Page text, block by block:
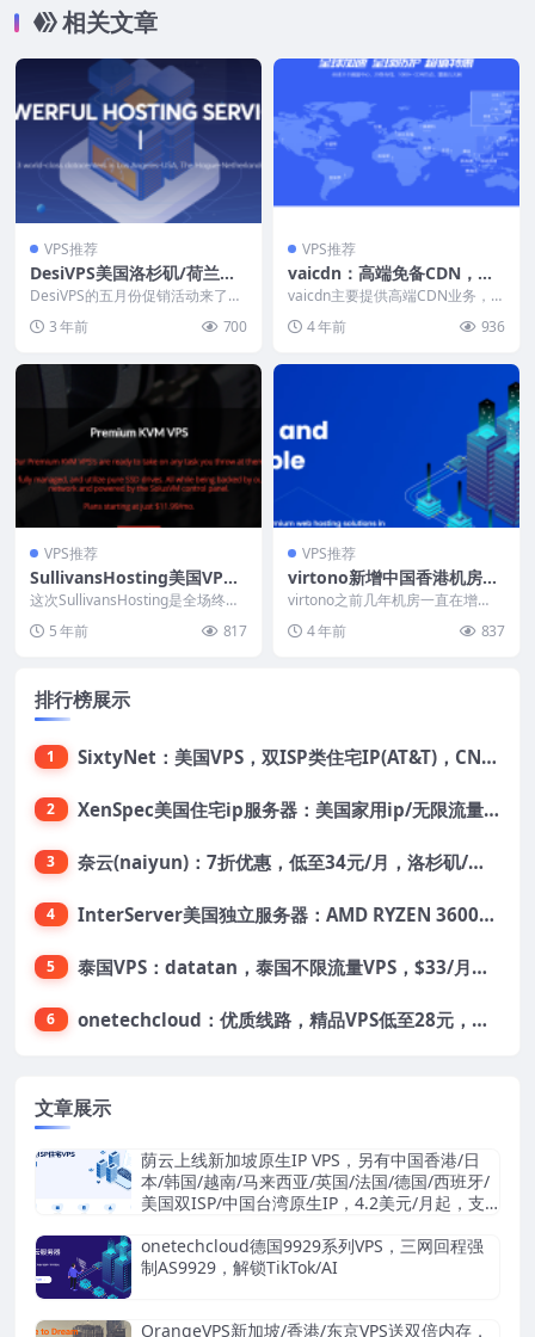
相关文章
VPS推荐
DesiVPS美国洛杉矶/荷兰海
牙VPS可免费换6次IP：18.99
美元/年起，无限流量/支持支
付宝/Paypal
DesiVPS的五月份促销活动来了，
像，但是这次每...
3 年前 700
VPS推荐
vaicdn：高端免备CDN，大
陆加速、超强防御，1000多
个节点+29条香港大厂专线
vaicdn主要提供高端CDN业务，免
香港大厂线...
4 年前 936
VPS推荐
SullivansHosting美国VP
S：12美元/年，KVM虚拟化
2.49美元/月起，堪萨斯机房
这次SullivansHosting是全场终身
5 年前 817
VPS推荐
virtono新增中国香港机房，
全球12个机房，支持支付
宝，29.95欧元/年起
virtono之前几年机房一直在增
洲机房，这次vi...
4 年前 837
排行榜展示
1 SixtyNet：美国VPS，双ISP类住宅IP(AT&T)，CN2 GIA网络，超高DDoS防御，$14/月，2G内存/2核/40gSSD/5T流量/10Gbps带宽
2 XenSpec美国住宅ip服务器：美国家用ip/无限流量/10Gbps独享带宽/449美元/月起，支持支付宝
3 奈云(naiyun)：7折优惠，低至34元/月，洛杉矶/香港机房，三网CN2 GIA/CUII/高防保护，解锁Chatgpt/Tiktok
4 InterServer美国独立服务器：AMD RYZEN 3600X处理器，75美元/月，送40美元
5 泰国VPS：datatan，泰国不限流量VPS，$33/月，4G内存/3核/60gSSD
6 onetechcloud：优质线路，精品VPS低至28元，美国三网原生CN2 GIA（高防可选）、香港CN2、韩国CN2
文章展示
荫云上线新加坡原生IP VPS，另有中国香港/日
本/韩国/越南/马来西亚/英国/法国/德国/西班牙/
美国双ISP/中国台湾原生IP，4.2美元/月起，支
onetechcloud德国9929系列VPS，三网回程强
制AS9929，解锁TikTok/AI
OrangeVPS新加坡/香港/东京VPS送双倍内存，